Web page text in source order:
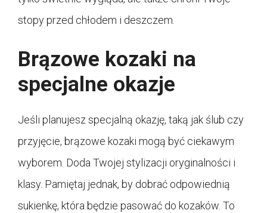
stopy przed chłodem i deszczem.
Brązowe kozaki na
specjalne okazje
Jeśli planujesz specjalną okazję, taką jak ślub czy
przyjęcie, brązowe kozaki mogą być ciekawym
wyborem. Doda Twojej stylizacji oryginalności i
klasy. Pamiętaj jednak, by dobrać odpowiednią
sukienkę, która będzie pasować do kozaków. To